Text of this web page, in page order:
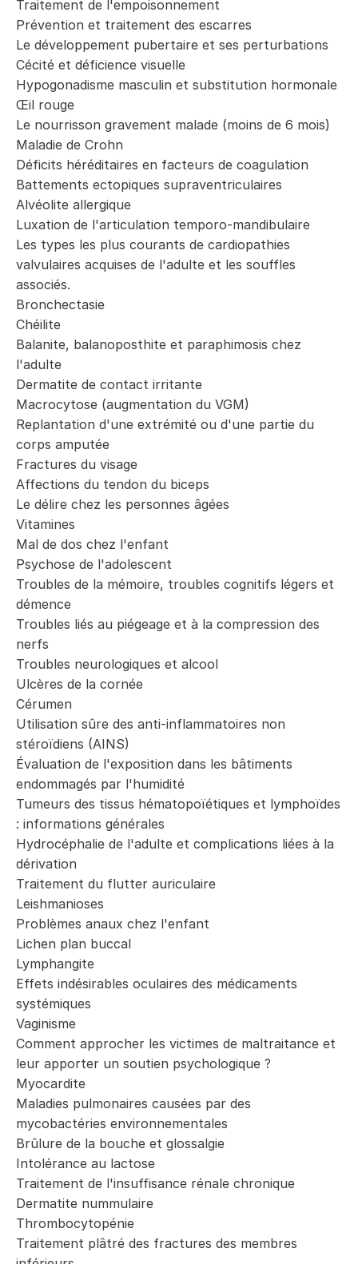
Traitement de l'empoisonnement
Prévention et traitement des escarres
Le développement pubertaire et ses perturbations
Cécité et déficience visuelle
Hypogonadisme masculin et substitution hormonale
Œil rouge
Le nourrisson gravement malade (moins de 6 mois)
Maladie de Crohn
Déficits héréditaires en facteurs de coagulation
Battements ectopiques supraventriculaires
Alvéolite allergique
Luxation de l'articulation temporo-mandibulaire
Les types les plus courants de cardiopathies
valvulaires acquises de l'adulte et les souffles
associés.
Bronchectasie
Chéilite
Balanite, balanoposthite et paraphimosis chez
l'adulte
Dermatite de contact irritante
Macrocytose (augmentation du VGM)
Replantation d'une extrémité ou d'une partie du
corps amputée
Fractures du visage
Affections du tendon du biceps
Le délire chez les personnes âgées
Vitamines
Mal de dos chez l'enfant
Psychose de l'adolescent
Troubles de la mémoire, troubles cognitifs légers et
démence
Troubles liés au piégeage et à la compression des
nerfs
Troubles neurologiques et alcool
Ulcères de la cornée
Cérumen
Utilisation sûre des anti-inflammatoires non
stéroïdiens (AINS)
Évaluation de l'exposition dans les bâtiments
endommagés par l'humidité
Tumeurs des tissus hématopoïétiques et lymphoïdes
: informations générales
Hydrocéphalie de l'adulte et complications liées à la
dérivation
Traitement du flutter auriculaire
Leishmanioses
Problèmes anaux chez l'enfant
Lichen plan buccal
Lymphangite
Effets indésirables oculaires des médicaments
systémiques
Vaginisme
Comment approcher les victimes de maltraitance et
leur apporter un soutien psychologique ?
Myocardite
Maladies pulmonaires causées par des
mycobactéries environnementales
Brûlure de la bouche et glossalgie
Intolérance au lactose
Traitement de l'insuffisance rénale chronique
Dermatite nummulaire
Thrombocytopénie
Traitement plâtré des fractures des membres